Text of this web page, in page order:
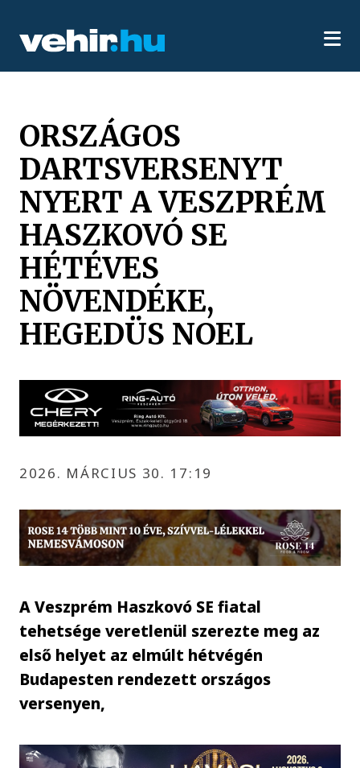
ORSZÁGOS
DARTSVERSENYT
NYERT A VESZPRÉM
HASZKOVÓ SE
HÉTÉVES
NÖVENDÉKE,
HEGEDÜS NOEL
2026. MÁRCIUS 30. 17:19
A Veszprém Haszkovó SE fiatal
tehetsége veretlenül szerezte meg az
első helyet az elmúlt hétvégén
Budapesten rendezett országos
versenyen,